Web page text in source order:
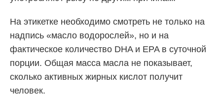
На этикетке необходимо смотреть не только на
надпись «масло водорослей», но и на
фактическое количество DHA и EPA в суточной
порции. Общая масса масла не показывает,
сколько активных жирных кислот получит
человек.